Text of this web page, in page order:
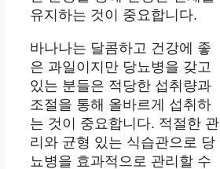
유지하는 것이 중요합니다.
바나나는 달콤하고 건강에 좋
은 과일이지만 당뇨병을 갖고
있는 분들은 적당한 섭취량과
조절을 통해 올바르게 섭취하
는 것이 중요합니다. 적절한 관
리와 균형 있는 식습관으로 당
뇨병을 효과적으로 관리할 수